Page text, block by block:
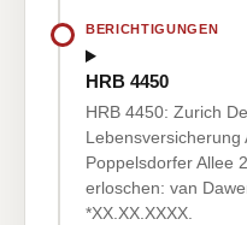
BERICHTIGUNGEN
HRB 4450
HRB 4450: Zurich
Lebensversicherung
Poppelsdorfer Allee
erloschen: van
*XX.XX.XXXX.